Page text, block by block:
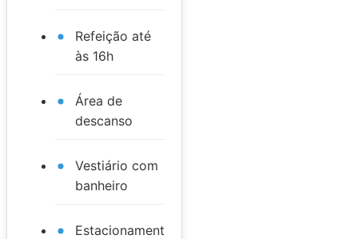
Refeição até
às 16h
Área de
descanso
Vestiário com
banheiro
Estacionament